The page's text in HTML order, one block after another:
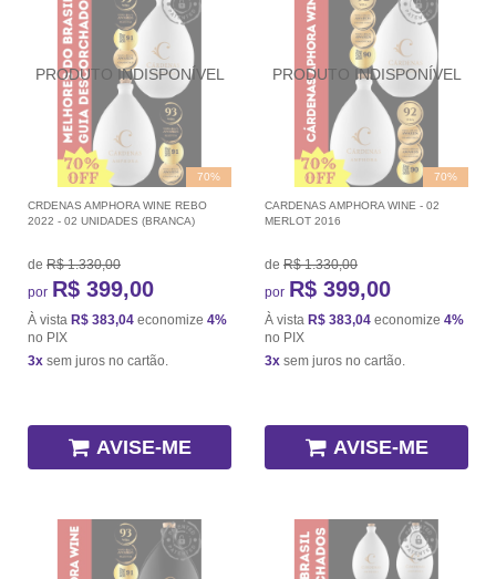
70%
CRDENAS AMPHORA WINE REBO
2022 - 02 UNIDADES (BRANCA)
de R$ 1.330,00
por R$ 399,00
À vista R$ 383,04 economize 4%
no PIX
3x sem juros no cartão.
AVISE-ME
70%
CARDENAS AMPHORA WINE - 02
MERLOT 2016
de R$ 1.330,00
por R$ 399,00
À vista R$ 383,04 economize 4%
no PIX
3x sem juros no cartão.
AVISE-ME